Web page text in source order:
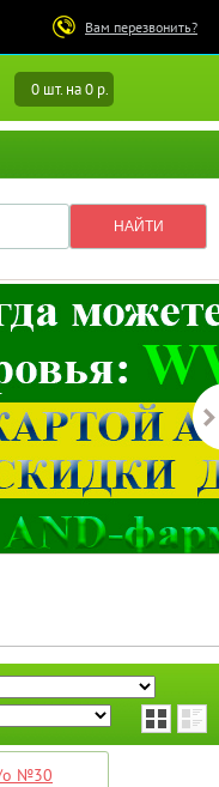
Вам перезвонить?
0 шт. на 0 р.
о №30